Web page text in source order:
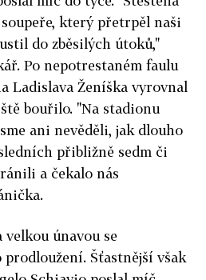
který přetrpěl naši
do zběsilých útoků,"
Po nepotrestaném faulu
Ladislava Ženíška vyrovnal
bouřilo. "Na stadionu
ani nevěděli, jak dlouho
přibližně sedm či
a čekalo nás
únavou se
Šťastnější však